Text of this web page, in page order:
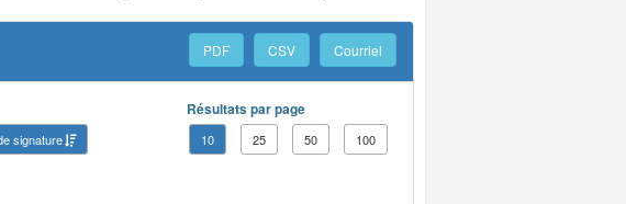
PDF CSV Courriel
signature
Résultats par page
10 25 50 100